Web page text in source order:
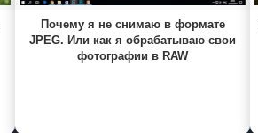
Почему я не снимаю в формате
JPEG. Или как я обрабатываю свои
фотографии в RAW